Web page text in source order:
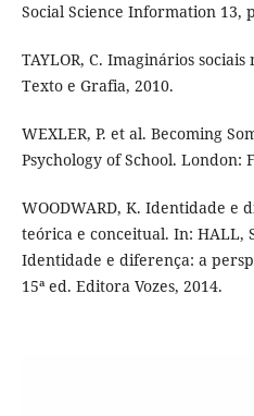
Social Science Information 13,
TAYLOR, C. Imaginários
Texto e Grafia, 2010.
WEXLER, P. et al. Becoming
Psychology of School. London:
WOODWARD, K. Identidade e
teórica e conceitual. In: HALL,
Identidade e diferença: a
15ª ed. Editora Vozes, 2014.